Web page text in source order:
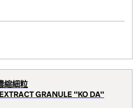
縮細粒
GRANULE ''KO DA''